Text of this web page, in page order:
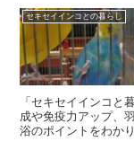
セキセイインコとの暮らし
「セキセイインコと
成や免疫力アップ、
浴のポイントをわか